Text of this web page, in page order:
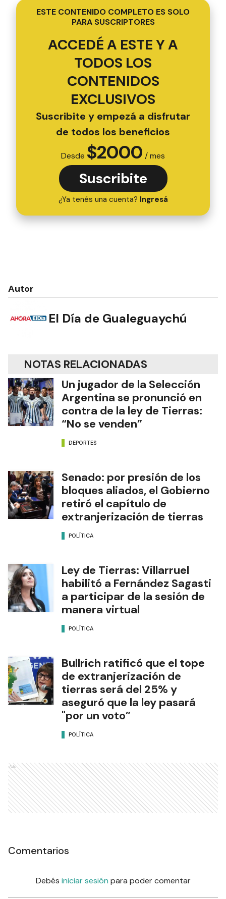
ESTE CONTENIDO COMPLETO ES SOLO
PARA SUSCRIPTORES
ACCEDÉ A ESTE Y A
TODOS LOS
CONTENIDOS
EXCLUSIVOS
Suscribite y empezá a disfrutar
de todos los beneficios
Desde $2000 / mes
Suscribite
¿Ya tenés una cuenta? Ingresá
Autor
El Día de Gualeguaychú
NOTAS RELACIONADAS
Un jugador de la Selección
Argentina se pronunció en
contra de la ley de Tierras:
“No se venden”
DEPORTES
Senado: por presión de los
bloques aliados, el Gobierno
retiró el capítulo de
extranjerización de tierras
POLÍTICA
Ley de Tierras: Villarruel
habilitó a Fernández Sagasti
a participar de la sesión de
manera virtual
POLÍTICA
Bullrich ratificó que el tope
de extranjerización de
tierras será del 25% y
aseguró que la ley pasará
"por un voto”
POLÍTICA
Ads
Comentarios
Debés iniciar sesión para poder comentar